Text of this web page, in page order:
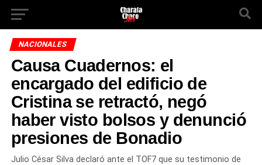
NACIONALES
Causa Cuadernos: el
encargado del edificio de
Cristina se retractó, negó
haber visto bolsos y denunció
presiones de Bonadio
Julio César Silva declaró ante el TOF7 que su testimonio de